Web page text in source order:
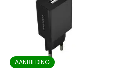
AANBIEDING